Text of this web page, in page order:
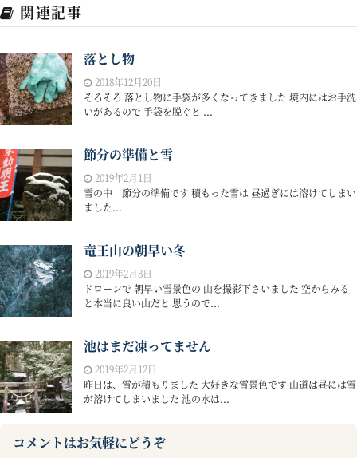
関連記事
落とし物
2018年12月20日
そろそろ 落とし物に手袋が多くなってきました 境内にはお手洗
いがあるので 手袋を脱ぐと ...
節分の準備と雪
2019年2月1日
雪の中 節分の準備です 積もった雪は 昼過ぎには溶けてしまい
ました...
竜王山の朝早い冬
2019年2月8日
ドローンで 朝早い雪景色の 山を撮影下さいました 空からみる
と本当に良い山だと 思うので...
池はまだ凍ってません
2019年2月12日
昨日は、雪が積もりました 大好きな雪景色です 山道は昼には雪
が溶けてしまいました 池の水は...
コメントはお気軽にどうぞ